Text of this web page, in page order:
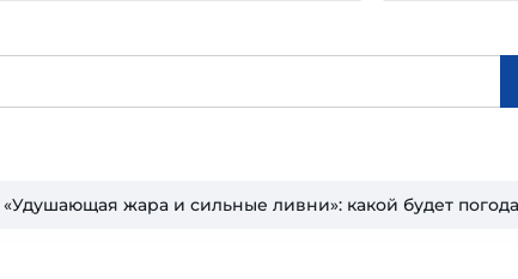
«Удушающая жара и сильные ливни»: какой будет